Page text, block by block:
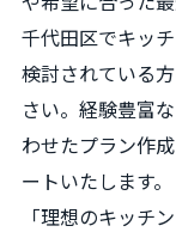
千代田区でキッ
検討されている
さい。経験豊富
わせたプラン作
ートいたします。
「理想のキッチ